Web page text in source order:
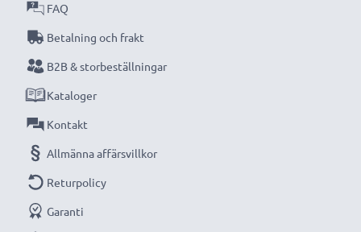
FAQ
Betalning och frakt
B2B & storbeställningar
Kataloger
Kontakt
Allmänna affärsvillkor
Returpolicy
Garanti